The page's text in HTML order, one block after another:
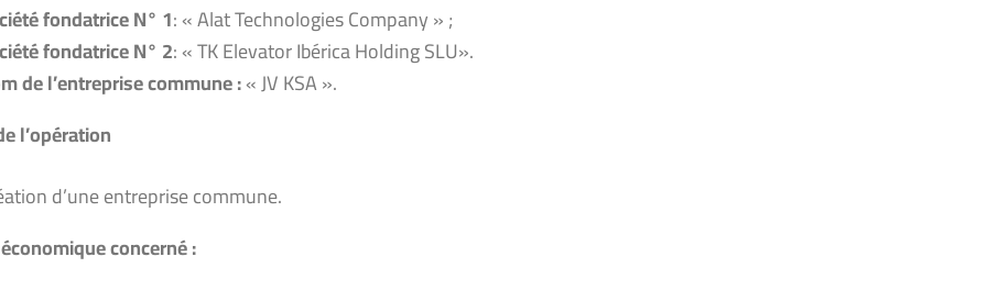
fondatrice N° 1: « Alat Technologies Company » ;
fondatrice N° 2: « TK Elevator Ibérica Holding SLU».
de l’entreprise commune :« JV KSA ».
l’opération
d’une entreprise commune.
concerné :